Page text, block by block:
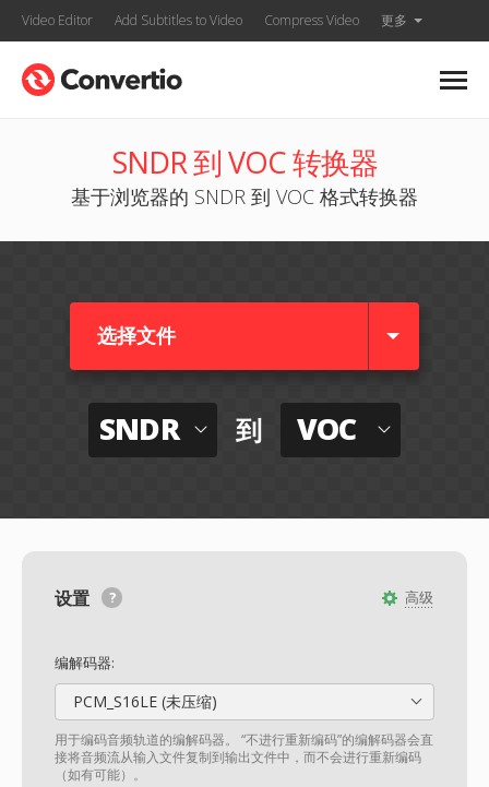
Video Editor Add Subtitles to Video Compress Video 更多
SNDR 到 VOC 转换器
基于浏览器的 SNDR 到 VOC 格式转换器
选择文件
SNDR 到 VOC
高级
设置
编解码器:
PCM_S16LE (未压缩)
用于编码音频轨道的编解码器。 “不进行重新编码”的编解码器会直
接将音频流从输入文件复制到输出文件中，而不会进行重新编码
（如有可能）。